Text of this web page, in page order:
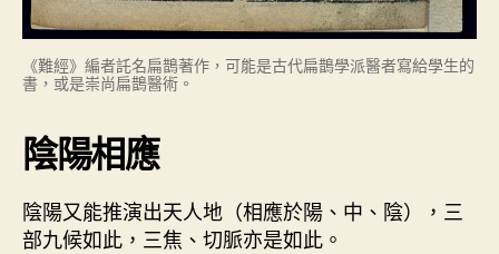
《難經》編者託名扁鵲著作，可能是古代扁鵲學派醫者寫給學生的
書，或是崇尚扁鵲醫術。
陰陽相應
陰陽又能推演出天人地（相應於陽、中、陰），三
部九候如此，三焦、切脈亦是如此。